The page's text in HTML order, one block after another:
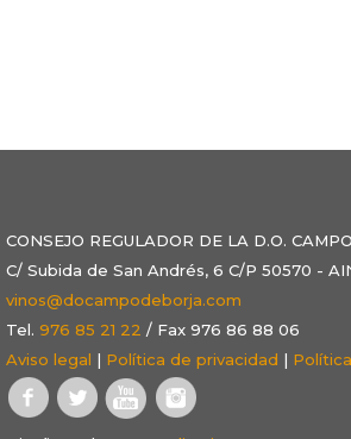
CONSEJO REGULADOR DE LA D.O.
C/ Subida de San Andrés, 6 C/P 50570 -
vinos@docampodeborja.com
Tel.976 85 21 22 / Fax 976 86 88 06
Aviso legal | Política de privacidad |